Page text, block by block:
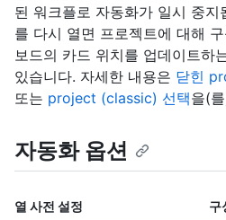
된 워크플로 자동화가 일시 중지
를 다시 열면 프로젝트에 대해
보드의 카드 위치를 업데이트하
있습니다. 자세한 내용은 닫힌
또는 project (classic) 선택을(
자동화 옵션
열 사전 설정 구